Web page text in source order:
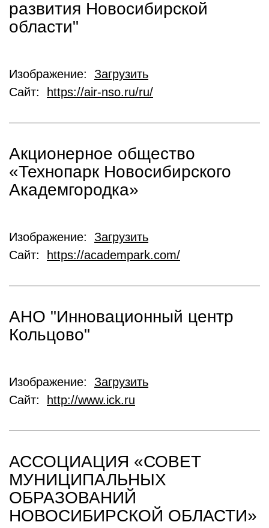
развития Новосибирской
области"
Изображение: Загрузить
Сайт:
https://air-nso.ru/ru/
Акционерное общество
«Технопарк Новосибирского
Академгородка»
Изображение: Загрузить
Сайт:
https://academpark.com/
АНО "Инновационный центр
Кольцово"
Изображение: Загрузить
Сайт:
http://www.ick.ru
АССОЦИАЦИЯ «СОВЕТ
МУНИЦИПАЛЬНЫХ
ОБРАЗОВАНИЙ
НОВОСИБИРСКОЙ ОБЛАСТИ»